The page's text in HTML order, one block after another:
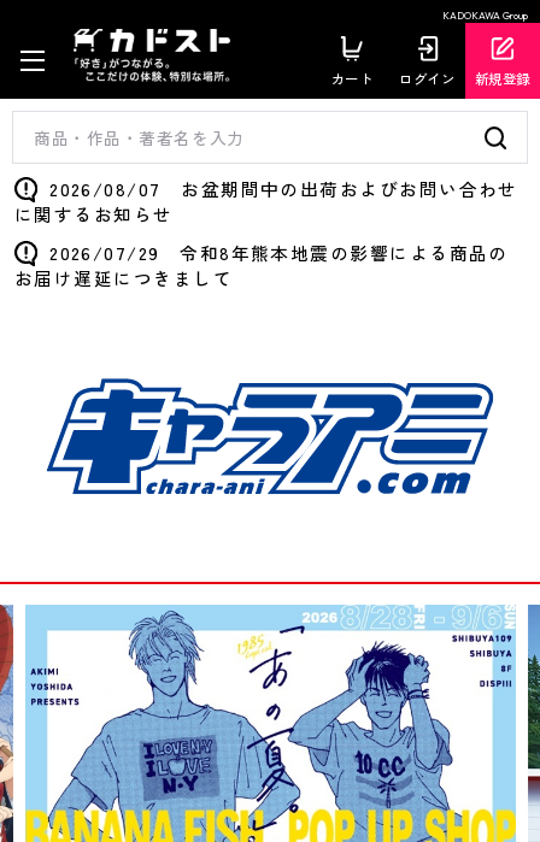
KADOKAWA Group
カート ログイン 新規登録
2026/08/07 お盆期間中の出荷およびお問い合わせ
に関するお知らせ
2026/07/29 令和8年熊本地震の影響による商品の
お届け遅延につきまして